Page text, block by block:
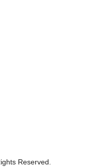
Reserved.